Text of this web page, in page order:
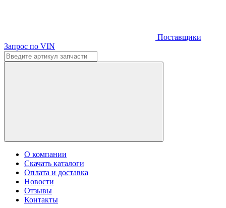
Поставщики
Запрос по VIN
О компании
Скачать каталоги
Оплата и доставка
Новости
Отзывы
Контакты